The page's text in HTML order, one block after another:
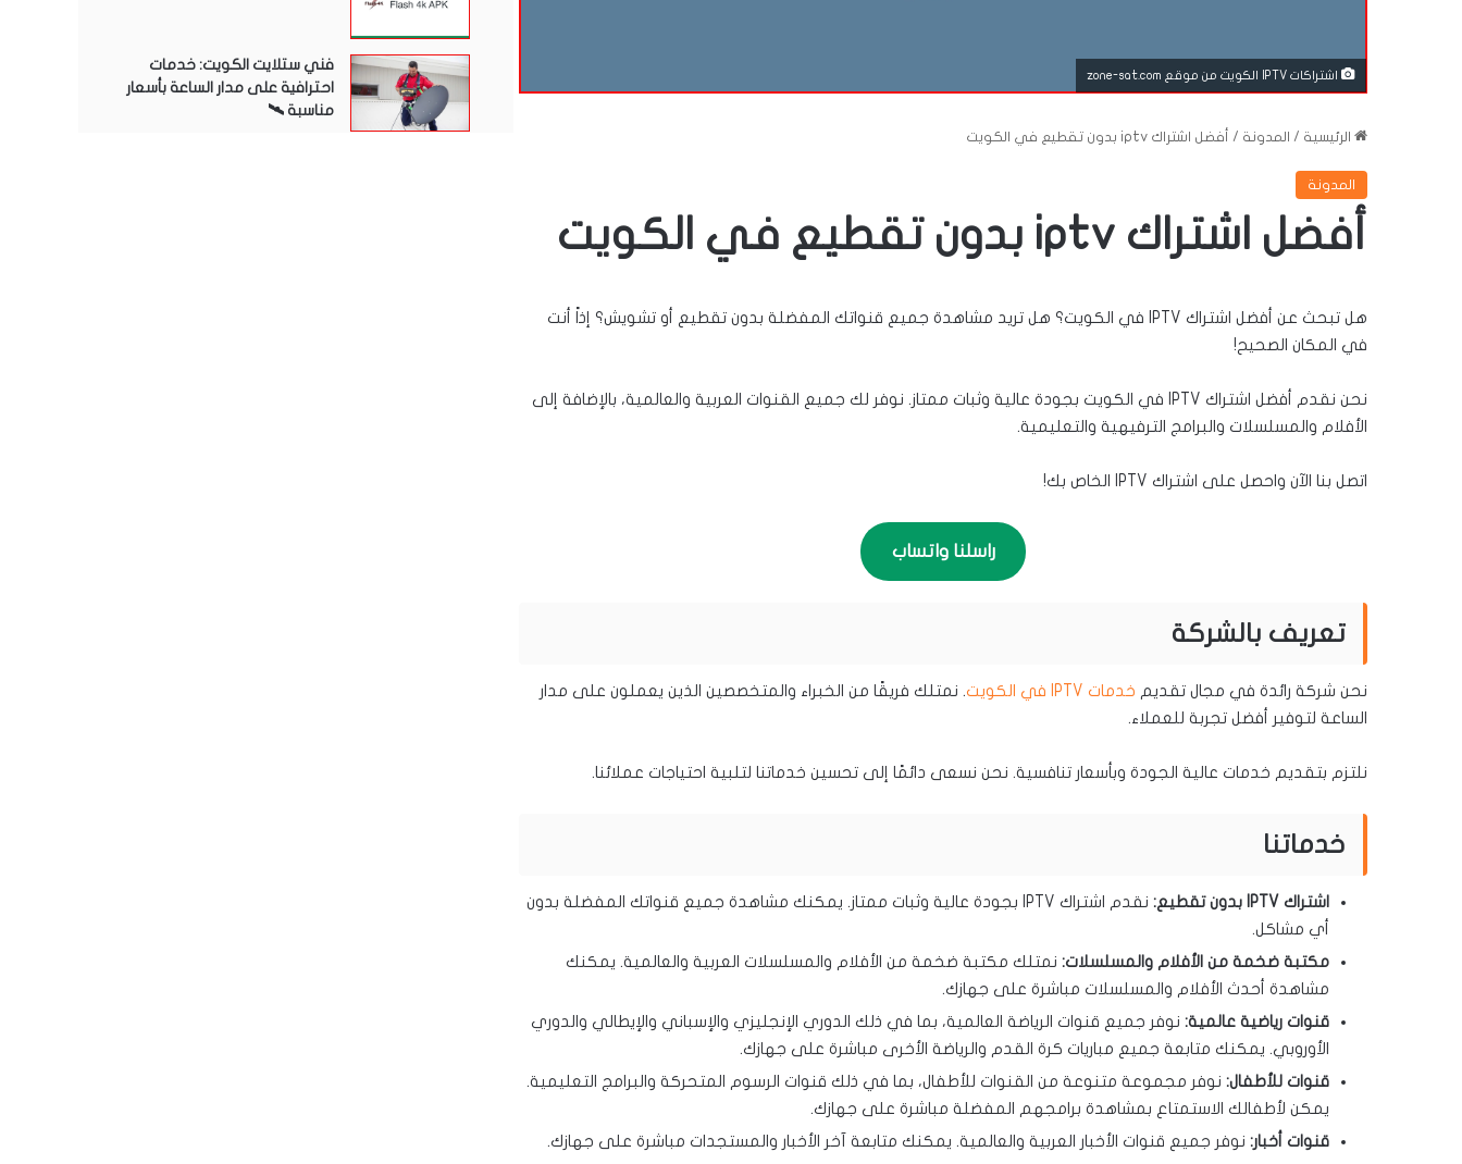
اشتراكات IPTV الكويت من موقع zone-sat.com
الرئيسية / المدونة / أفضل اشتراك iptv بدون تقطيع في الكويت
المدونة
أفضل اشتراك iptv بدون تقطيع في الكويت
هل تبحث عن أفضل اشتراك IPTV في الكويت؟ هل تريد مشاهدة جميع قنواتك المفضلة بدون تقطيع أو تشويش؟ إذاً أنت
في المكان الصحيح!
نحن نقدم أفضل اشتراك IPTV في الكويت بجودة عالية وثبات ممتاز. نوفر لك جميع القنوات العربية والعالمية، بالإضافة إلى
الأفلام والمسلسلات والبرامج الترفيهية والتعليمية.
اتصل بنا الآن واحصل على اشتراك IPTV الخاص بك!
راسلنا واتساب
تعريف بالشركة
نحن شركة رائدة في مجال تقديم خدمات IPTV في الكويت
. نمتلك فريقًا من الخبراء والمتخصصين الذين يعملون على مدار
الساعة لتوفير أفضل تجربة للعملاء.
نلتزم بتقديم خدمات عالية الجودة وبأسعار تنافسية. نحن نسعى دائمًا إلى تحسين خدماتنا لتلبية احتياجات عملائنا.
خدماتنا
اشتراك IPTV بدون تقطيع:
نقدم اشتراك IPTV بجودة عالية وثبات ممتاز. يمكنك مشاهدة جميع قنواتك المفضلة بدون
أي مشاكل.
مكتبة ضخمة من الأفلام والمسلسلات: نمتلك مكتبة ضخمة من الأفلام والمسلسلات العربية والعالمية. يمكنك
مشاهدة أحدث الأفلام والمسلسلات مباشرة على جهازك.
قنوات رياضية عالمية: نوفر جميع قنوات الرياضة العالمية، بما في ذلك الدوري الإنجليزي والإسباني والإيطالي والدوري
الأوروبي. يمكنك متابعة جميع مباريات كرة القدم والرياضة الأخرى مباشرة على جهازك.
قنوات للأطفال: نوفر مجموعة متنوعة من القنوات للأطفال، بما في ذلك قنوات الرسوم المتحركة والبرامج التعليمية.
يمكن لأطفالك الاستمتاع بمشاهدة برامجهم المفضلة مباشرة على جهازك.
قنوات أخبار: نوفر جميع قنوات الأخبار العربية والعالمية. يمكنك متابعة آخر الأخبار والمستجدات مباشرة على جهازك.
فني ستلايت الكويت: خدمات
احترافية على مدار الساعة بأسعار
مناسبة 🛰️